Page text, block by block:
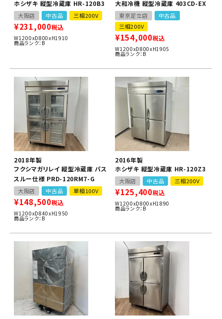
ホシザキ 縦型冷蔵庫 HR-120B3
大阪店 中古品 三相200V
¥231,000税込
W1200xD800xH1910
商品ランク：B
大和冷機 縦型冷蔵庫 403CD-EX
東京足立店
中古品
三相200V
¥154,000税込
W1200xD800xH1905
商品ランク：B
2018年製
フクシマガリレイ 縦型冷蔵庫 パス
スルー仕様 PRD-120RM7-G
大阪店 中古品 単相100V
¥148,500税込
W1200xD840xH1950
商品ランク：B
2016年製
ホシザキ 縦型冷蔵庫 HR-120Z3
大阪店 中古品 三相200V
¥125,400税込
W1200xD800xH1890
商品ランク：B